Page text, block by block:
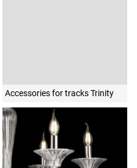
Accessories for tracks Trinity